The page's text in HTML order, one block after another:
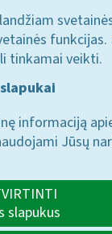
funkcijas.
tinkamai veikti.
informaciją
Jūsų
slapukus